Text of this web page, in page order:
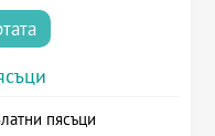
пясъци